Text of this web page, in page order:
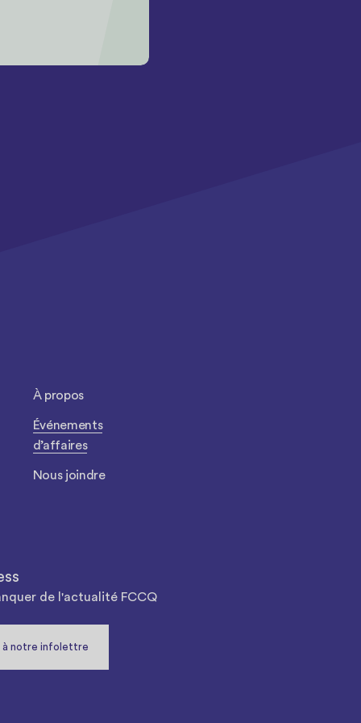
À propos
Événements
d’affaires
Nous joindre
de l'actualité FCCQ
à notre infolettre